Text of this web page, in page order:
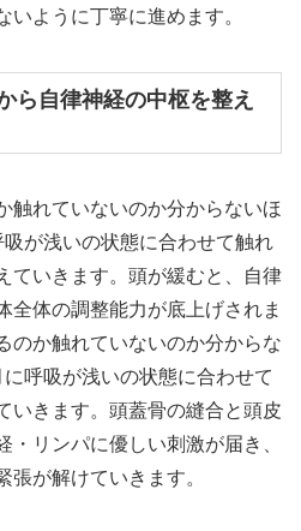
いように丁寧に進めます。
自律神経の中枢を整え
触れていないのか分からないほ
が浅いの状態に合わせて触れ
ていきます。頭が緩むと、自律
全体の調整能力が底上げされま
のか触れていないのか分からな
呼吸が浅いの状態に合わせて
いきます。頭蓋骨の縫合と頭皮
リンパに優しい刺激が届き、
張が解けていきます。